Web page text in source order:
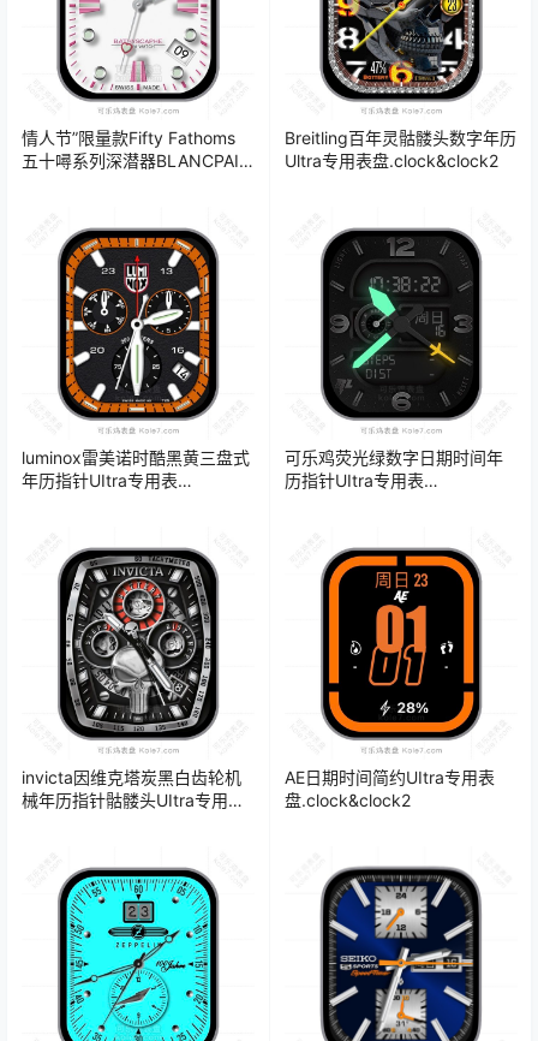
情人节”限量款Fifty Fathoms
五十噚系列深潜器BLANCPAIN
表.clock&clock2 50369
Breitling百年灵骷髅头数字年历
Ultra专用表盘.clock&clock2
luminox雷美诺时酷黑黄三盘式
年历指针UItra专用表
可乐鸡荧光绿数字日期时间年
历指针UItra专用表
invicta因维克塔炭黑白齿轮机
械年历指针骷髅头UItra专用表
AE日期时间简约UItra专用表
盘.clock&clock2